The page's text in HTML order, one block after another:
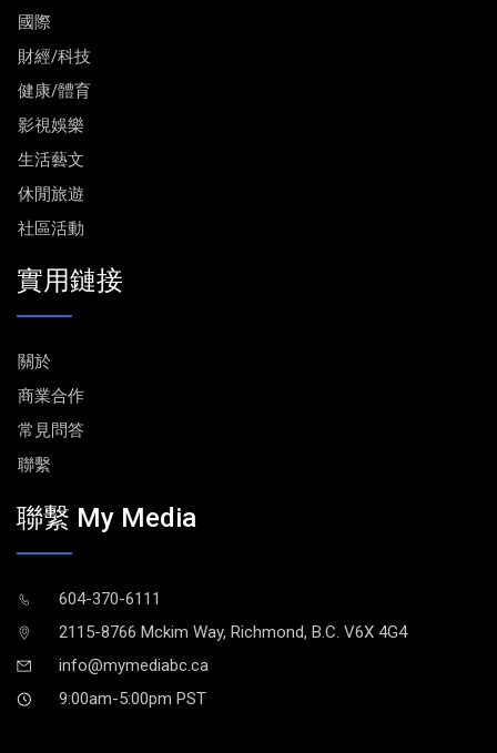
國際
財經/科技
健康/體育
影視娛樂
生活藝文
休閒旅遊
社區活動
實用鏈接
關於
商業合作
常見問答
聯繫
聯繫 My Media
604-370-6111
2115-8766 Mckim Way, Richmond, B.C. V6X 4G4
info@mymediabc.ca
9:00am-5:00pm PST